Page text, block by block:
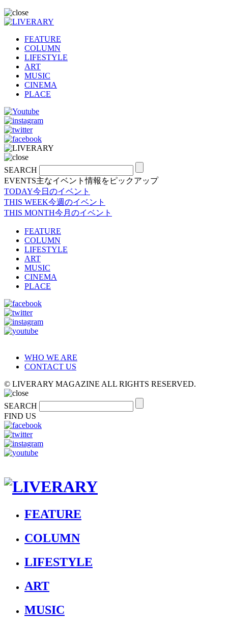
FEATURE
COLUMN
LIFESTYLE
ART
MUSIC
CINEMA
PLACE
SEARCH
EVENTS主なイベント情報をピックアップ
TODAY今日のイベント
THIS WEEK今週のイベント
THIS MONTH今月のイベント
FEATURE
COLUMN
LIFESTYLE
ART
MUSIC
CINEMA
PLACE
WHO WE ARE
CONTACT US
© LIVERARY MAGAZINE ALL RIGHTS RESERVED.
SEARCH
FIND US
FEATURE
COLUMN
LIFESTYLE
ART
MUSIC